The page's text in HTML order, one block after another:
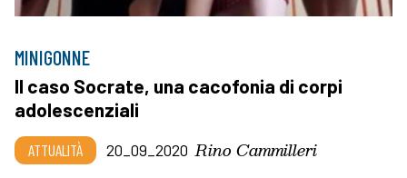
MINIGONNE
Il caso Socrate, una cacofonia di corpi
adolescenziali
ATTUALITÀ 20_09_2020 Rino Cammilleri